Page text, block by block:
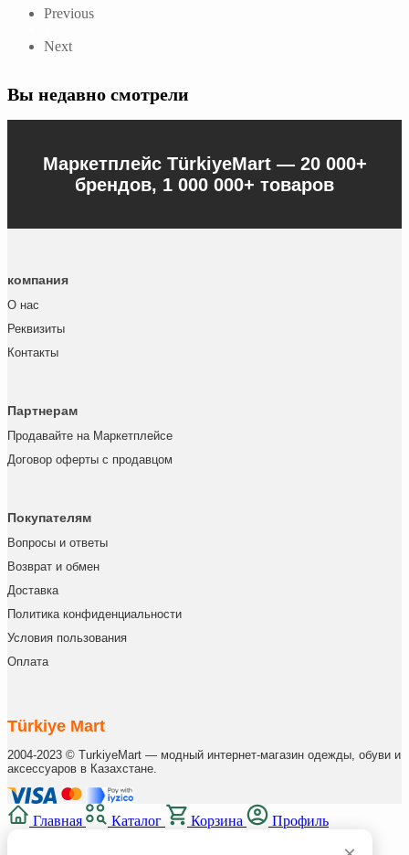
Previous
Next
Вы недавно смотрели
Маркетплейс TürkiyeMart — 20 000+
брендов, 1 000 000+ товаров
компания
О нас
Реквизиты
Контакты
Партнерам
Продавайте на Маркетплейсе
Договор оферты с продавцом
Покупателям
Вопросы и ответы
Возврат и обмен
Доставка
Политика конфиденциальности
Условия пользования
Оплата
Türkiye Mart
2004-2023 © TurkiyeMart — модный интернет-магазин одежды, обуви и
аксессуаров в Казахстане.
Главная Каталог Корзина Профиль